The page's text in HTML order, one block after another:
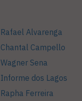
Rafael Alvarenga
Chantal Campello
Wagner Sena
Informe dos Lagos
Rapha Ferreira